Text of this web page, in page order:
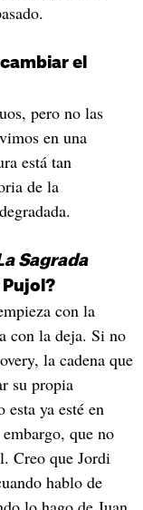
el
pero no las
en una
está tan
de la
Sagrada
con la
con la deja. Si no
la cadena que
su propia
ya esté en
que no
Creo que Jordi
hablo de